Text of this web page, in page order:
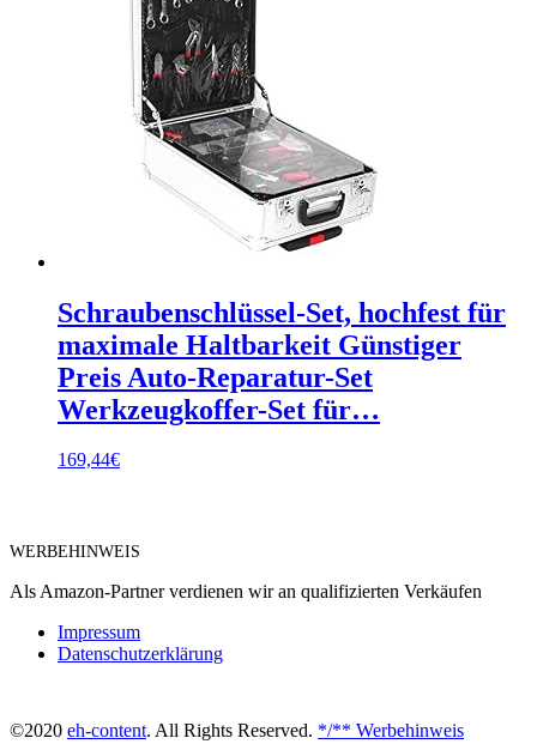
Schraubenschlüssel-Set, hochfest für
maximale Haltbarkeit Günstiger
Preis Auto-Reparatur-Set
Werkzeugkoffer-Set für…
169,44€
WERBEHINWEIS
Als Amazon-Partner verdienen wir an qualifizierten Verkäufen
Impressum
Datenschutzerklärung
©2020 eh-content. All Rights Reserved. */** Werbehinweis